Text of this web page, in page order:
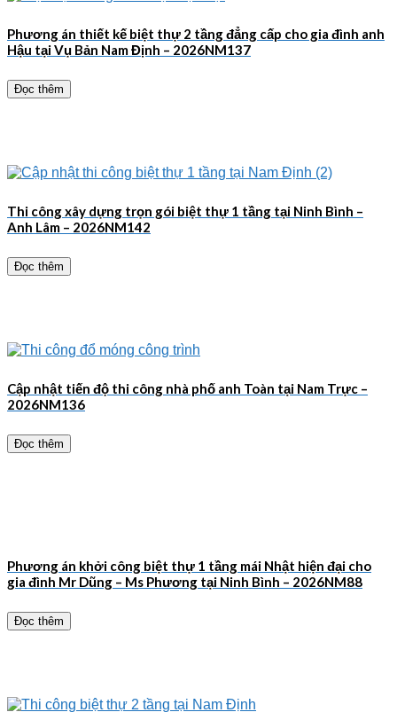
Phương án thiết kế biệt thự 2 tầng đẳng cấp cho gia đình anh
Hậu tại Vụ Bản Nam Định – 2026NM137
Đọc thêm
Thi công xây dựng trọn gói biệt thự 1 tầng tại Ninh Bình –
Anh Lâm – 2026NM142
Đọc thêm
Cập nhật tiến độ thi công nhà phố anh Toàn tại Nam Trực –
2026NM136
Đọc thêm
Phương án khởi công biệt thự 1 tầng mái Nhật hiện đại cho
gia đình Mr Dũng – Ms Phương tại Ninh Bình – 2026NM88
Đọc thêm